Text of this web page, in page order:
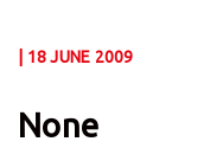
| 18 JUNE 2009
None